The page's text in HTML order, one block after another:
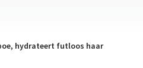
hydrateert futloos haar